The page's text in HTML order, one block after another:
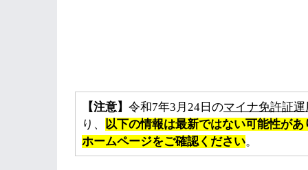
【注意】令和7年3月24日のマイナ免許証
り、
以下の情報は最新ではない可能性があ
ホームページをご確認ください。